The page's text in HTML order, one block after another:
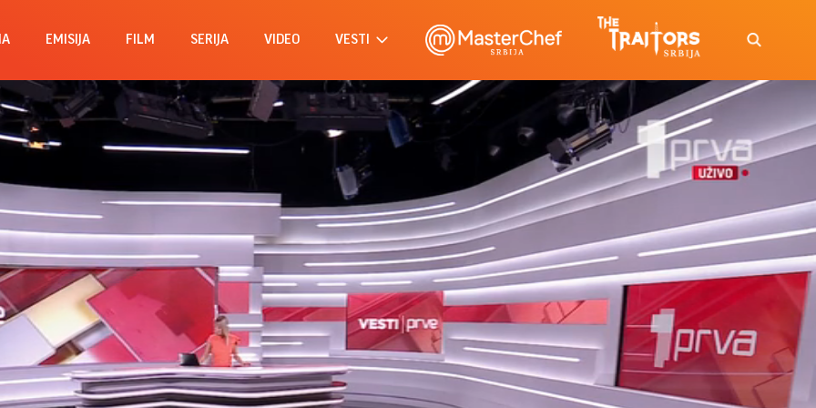
EMISIJA FILM SERIJA VIDEO VESTI